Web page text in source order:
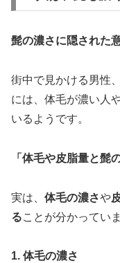
髭の濃さに隠された
街中で見かける男性
には、体毛が濃い人
いるようです。
「体毛や皮脂量と髭
実は、 体毛の濃さや
ることが分かっていま
1. 体毛の濃さ